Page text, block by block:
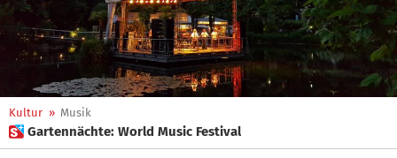
Kultur » Musik
 Gartennächte: World Music Festival